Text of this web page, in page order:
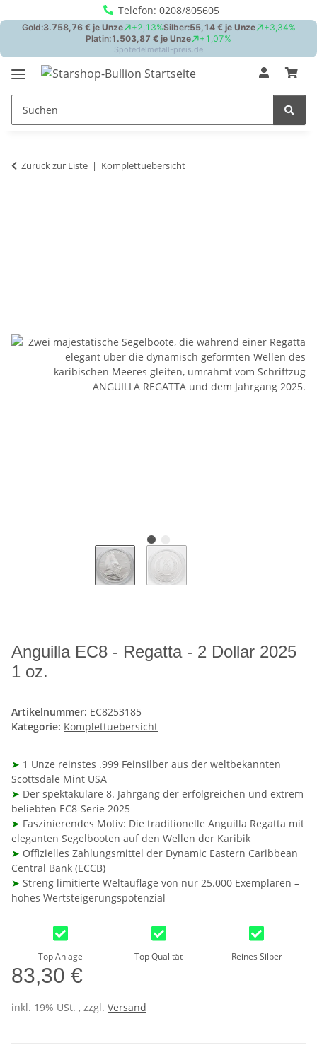
Telefon: 0208/805605
Zurück zur Liste Komplettuebersicht
Anguilla EC8 - Regatta - 2 Dollar 2025
1 oz.
Artikelnummer: EC8253185
Kategorie: Komplettuebersicht
➤ 1 Unze reinstes .999 Feinsilber aus der weltbekannten
Scottsdale Mint USA
➤ Der spektakuläre 8. Jahrgang der erfolgreichen und extrem
beliebten EC8-Serie 2025
➤ Faszinierendes Motiv: Die traditionelle Anguilla Regatta mit
eleganten Segelbooten auf den Wellen der Karibik
➤ Offizielles Zahlungsmittel der Dynamic Eastern Caribbean
Central Bank (ECCB)
➤ Streng limitierte Weltauflage von nur 25.000 Exemplaren –
hohes Wertsteigerungspotenzial
Top Anlage Top Qualität Reines Silber
83,30 €
inkl. 19% USt. , zzgl. Versand